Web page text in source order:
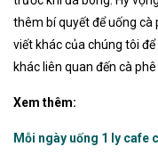
thêm bí quyết để uống cà
viết khác của chúng tôi
khác liên quan đến cà phê
Xem thêm:
Mỗi ngày uống 1 ly cafe